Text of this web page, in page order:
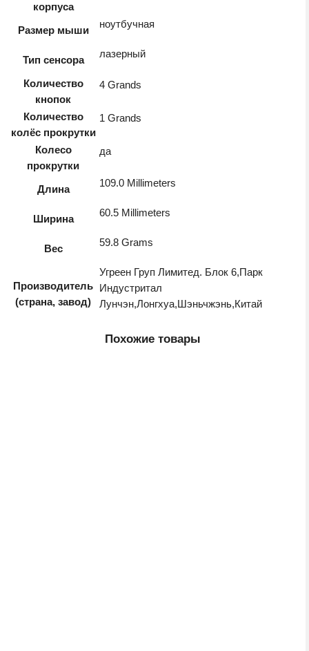
корпуса
Размер мыши
ноутбучная
Тип сенсора
лазерный
Количество
кнопок
4 Grands
Количество
колёс прокрутки
1 Grands
Колесо
прокрутки
да
Длина
109.0 Millimeters
Ширина
60.5 Millimeters
Вес
59.8 Grams
Производитель
(страна, завод)
Угреен Груп Лимитед. Блок 6,Парк
Индустритал
Лунчэн,Лонгхуа,Шэньчжэнь,Китай
Похожие товары